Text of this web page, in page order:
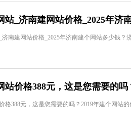
站_济南建网站价格_2025年济
济南建网站价格_2025年济南建个网站多少钱
站价格388元，这是您需要的吗
格388元，这是您需要的吗？2019年建个网站